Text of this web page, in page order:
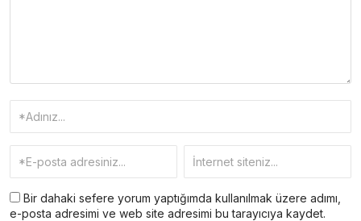
Bir dahaki sefere yorum yaptığımda kullanılmak üzere adımı,
e-posta adresimi ve web site adresimi bu tarayıcıya kaydet.